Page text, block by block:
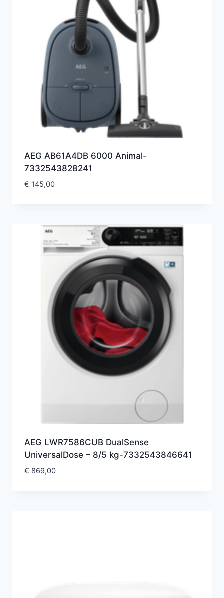
AEG AB61A4DB 6000 Animal-
7332543828241
€ 145,00
AEG LWR7586CUB DualSense
UniversalDose – 8/5 kg-7332543846641
€ 869,00